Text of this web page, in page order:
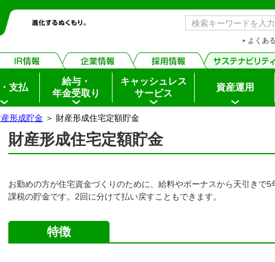
支払
給与・
年金受取り
キャッシュレス
サービス
資産運用
よくあ
形成貯金 ＞ 財産形成住宅定額貯金
財産形成住宅定額貯金
お勤めの方が住宅資金づくりのために、給料やボーナスから天引きで
課税の貯金です。2回に分けて払い戻すこともできます。
特徴